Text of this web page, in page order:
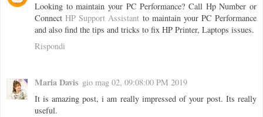
Looking to maintain your PC Performance? Call Hp Number or
ConnectHP Support Assistant to maintain your PC Performance
and also find the tips and tricks to fix HP Printer, Laptops issues.
Rispondi
Maria Davis gio mag 02, 09:08:00 PM 2019
It is amazing post, i am really impressed of your post. Its really
useful.